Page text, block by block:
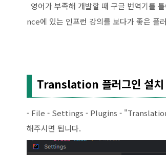
영어가 부족해 개발할 때 구글 번역기를
nce에 있는 인프런 강의를 보다가 좋은 플
Translation 플러그인 설치
- File - Settings - Plugins -
해주시면 됩니다.